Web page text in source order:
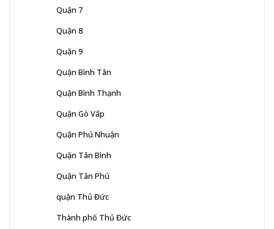
Quận 7
Quận 8
Quận 9
Quận Bình Tân
Quận Bình Thạnh
Quận Gò Vấp
Quận Phú Nhuận
Quận Tân Bình
Quận Tân Phú
quận Thủ Đức
Thành phố Thủ Đức